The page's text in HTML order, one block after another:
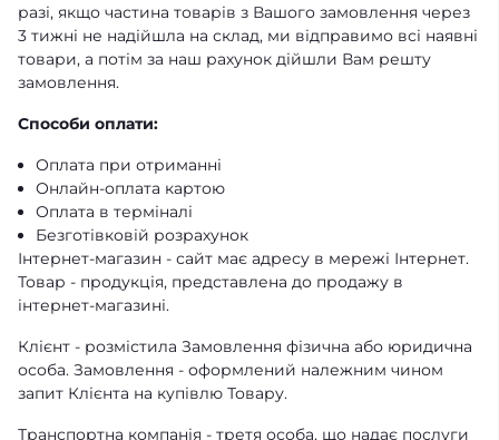
разі, якщо частина товарів з Вашого замовлення через
3 тижні не надійшла на склад, ми відправимо всі наявні
товари, а потім за наш рахунок дійшли Вам решту
замовлення.
Способи оплати:
Оплата при отриманні
Онлайн-оплата картою
Оплата в терміналі
Безготівковій розрахунок
Інтернет-магазин - сайт має адресу в мережі Інтернет.
Товар - продукція, представлена ​​до продажу в
інтернет-магазині.
Клієнт - розмістила Замовлення фізична або юридична
особа. Замовлення - оформлений належним чином
запит Клієнта на купівлю Товару.
Транспортна компанія - третя особа, що надає послуги